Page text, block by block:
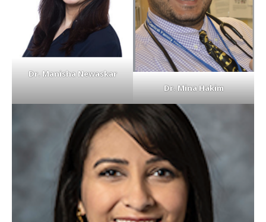
Dr. Manisha Newaskar
Dr. Mina Hakim